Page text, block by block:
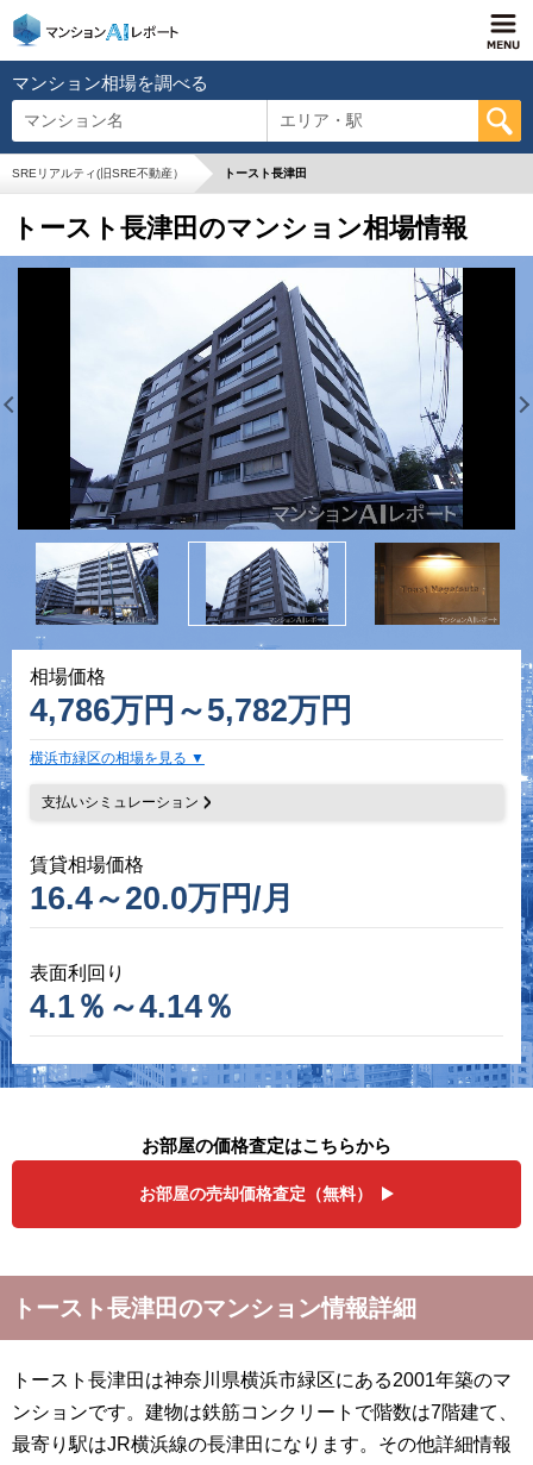
マンション相場を調べる
マンション名 エリア・駅
SREリアルティ(旧SRE不動産） トースト長津田
トースト長津田のマンション相場情報
相場価格
4,786万円～5,782万円
横浜市緑区の相場を見る
支払いシミュレーション
賃貸相場価格
16.4～20.0万円/月
表面利回り
4.1％～4.14％
お部屋の価格査定はこちらから
お部屋の売却価格査定（無料）
トースト長津田のマンション情報詳細
トースト長津田は神奈川県横浜市緑区にある2001年築のマ
ンションです。建物は鉄筋コンクリートで階数は7階建て、
最寄り駅はJR横浜線の長津田になります。その他詳細情報